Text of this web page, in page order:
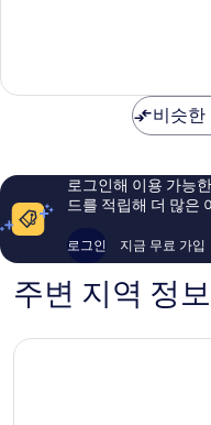
매
요,
용
후
개
비슷한
로그인해 이용 가능
드를 적립해 더 많은
로그인 지금 무료 가입
주변 지역 정보